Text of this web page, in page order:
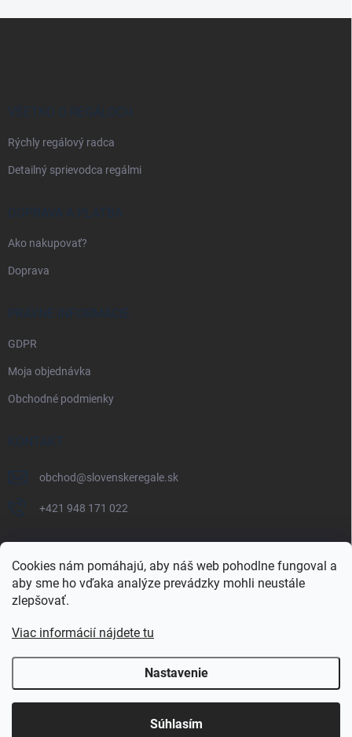
Cookies nám pomáhajú, aby náš web pohodlne fungoval a
aby sme ho vďaka analýze prevádzky mohli neustále
zlepšovať.
Viac informácií nájdete tu
Nastavenie
Súhlasím
VŠETKO O REGÁLOCH
Rýchly regálový radca
Detailný sprievodca regálmi
DOPRAVA A PLATBA
Ako nakupovať?
Doprava
PRÁVNE INFORMÁCIE
GDPR
Moja objednávka
Obchodné podmienky
KONTAKT
obchod@slovenskeregale.sk
+421 948 171 022
Najnakup.sk Heureka.sk Pricemania.sk
slovenskéregále.sk